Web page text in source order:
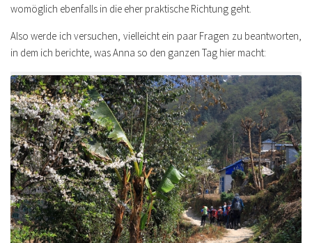
womöglich ebenfalls in die eher praktische Richtung geht.
Also werde ich versuchen, vielleicht ein paar Fragen zu beantworten,
in dem ich berichte, was Anna so den ganzen Tag hier macht: